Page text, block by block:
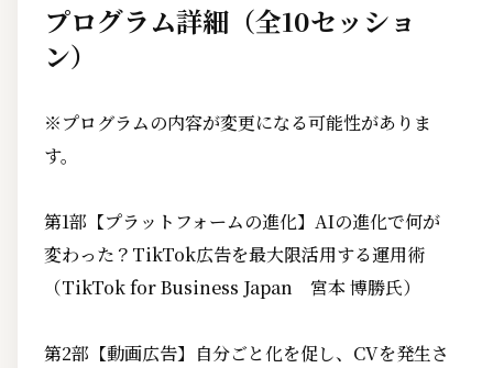
プログラム詳細（全10セッショ
ン）
※プログラムの内容が変更になる可能性がありま
す。
第1部【プラットフォームの進化】AIの進化で何が
変わった？TikTok広告を最大限活用する運用術
（TikTok for Business Japan 宮本 博勝氏）
第2部【動画広告】自分ごと化を促し、CVを発生さ